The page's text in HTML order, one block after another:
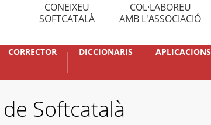
CONEIXEU
SOFTCATALÀ
COL·LABOREU
AMB L'ASSOCIACIÓ
CORRECTOR DICCIONARIS APLICACIONS
Softcatalà